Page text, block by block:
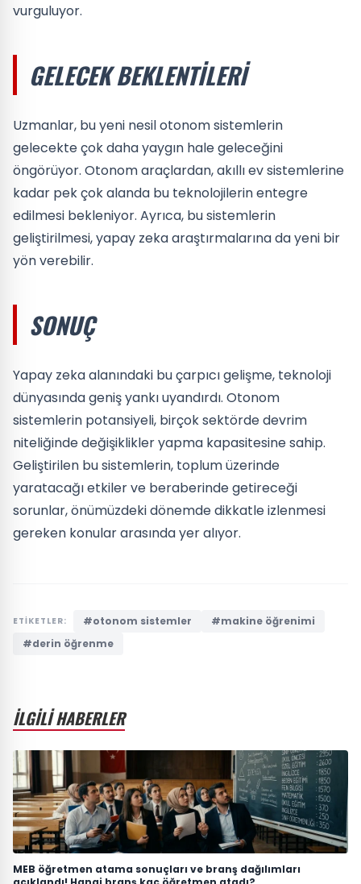
vurguluyor.
GELECEK BEKLENTILERI
Uzmanlar, bu yeni nesil otonom sistemlerin
gelecekte çok daha yaygın hale geleceğini
öngörüyor. Otonom araçlardan, akıllı ev sistemlerine
kadar pek çok alanda bu teknolojilerin entegre
edilmesi bekleniyor. Ayrıca, bu sistemlerin
geliştirilmesi, yapay zeka araştırmalarına da yeni bir
yön verebilir.
SONUÇ
Yapay zeka alanındaki bu çarpıcı gelişme, teknoloji
dünyasında geniş yankı uyandırdı. Otonom
sistemlerin potansiyeli, birçok sektörde devrim
niteliğinde değişiklikler yapma kapasitesine sahip.
Geliştirilen bu sistemlerin, toplum üzerinde
yaratacağı etkiler ve beraberinde getireceği
sorunlar, önümüzdeki dönemde dikkatle izlenmesi
gereken konular arasında yer alıyor.
ETİKETLER: #otonom sistemler
#makine öğrenimi
#derin öğrenme
İLGİLİ HABERLER
MEB öğretmen atama sonuçları ve branş dağılımları